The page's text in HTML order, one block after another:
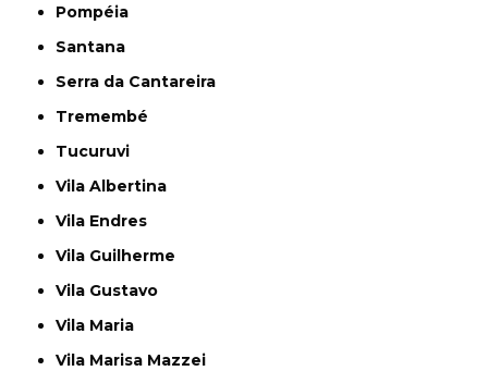
Pompéia
Santana
Serra da Cantareira
Tremembé
Tucuruvi
Vila Albertina
Vila Endres
Vila Guilherme
Vila Gustavo
Vila Maria
Vila Marisa Mazzei